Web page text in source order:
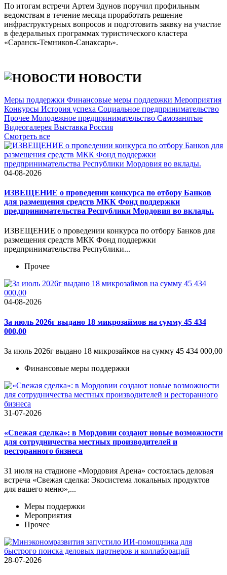
По итогам встречи Артем Здунов поручил профильным
ведомствам в течение месяца проработать решение
инфраструктурных вопросов и подготовить заявку на участие
в федеральных программах туристического кластера
«Саранск-Темников-Санаксарь».
НОВОСТИ
Меры поддержки Финансовые меры поддержки Мероприятия
Конкурсы История успеха Социальное предпринимательство
Прочее Молодежное предпринимательство Самозанятые
Видеогалерея Выставка Россия
Cмотреть все
04-08-2026
ИЗВЕЩЕНИЕ о проведении конкурса по отбору Банков
для размещения средств МКК Фонд поддержки
предпринимательства Республики Мордовия во вклады.
ИЗВЕЩЕНИЕ о проведении конкурса по отбору Банков для
размещения средств МКК Фонд поддержки
предпринимательства Республики...
Прочее
04-08-2026
За июль 2026г выдано 18 микрозаймов на сумму 45 434
000,00
За июль 2026г выдано 18 микрозаймов на сумму 45 434 000,00
Финансовые меры поддержки
31-07-2026
«Свежая сделка»: в Мордовии создают новые возможности
для сотрудничества местных производителей и
ресторанного бизнеса
31 июля на стадионе «Мордовия Арена» состоялась деловая
встреча «Свежая сделка: Экосистема локальных продуктов
для вашего меню»,...
Меры поддержки
Мероприятия
Прочее
28-07-2026